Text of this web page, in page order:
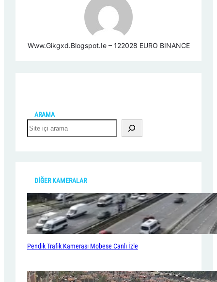
Www.gikgxd.blogspot.ie – 122028 EURO BINANCE
ARAMA
S
e
DİĞER KAMERALAR
Pendik Trafik Kamerası Mobese Canlı İzle